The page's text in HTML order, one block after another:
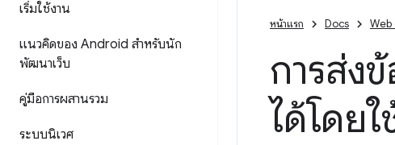
เริ่มใช้งาน
แนวคิดของ Android สำหรับนัก
พัฒนาเว็บ
คู่มือการผสานรวม
ระบบนิเวศ
หน้าแรก Docs Web
การส่ง
ได้โดย